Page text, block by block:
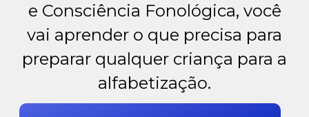
e Consciência Fonológica, você
vai aprender o que precisa para
preparar qualquer criança para a
alfabetização.